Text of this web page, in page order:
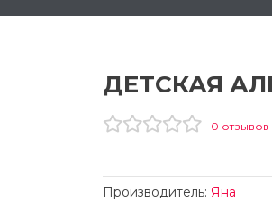
ДЕТСКАЯ
0 отзывов
Производитель: Яна